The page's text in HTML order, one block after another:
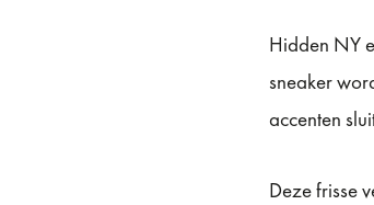
Hidden NY
sneaker
accenten
Deze frisse